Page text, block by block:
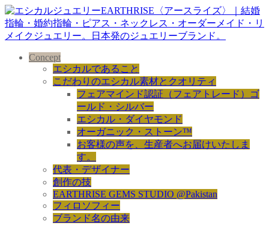
Concept
エシカルであること
こだわりのエシカル素材とクオリティ
フェアマインド認証（フェアトレード）ゴ
ールド・シルバー
エシカル・ダイヤモンド
オーガニック・ストーン™
お客様の声を、生産者へお届けいたしま
す。
代表・デザイナー
創作の技
EARTHRISE GEMS STUDIO @Pakistan
フィロソフィー
ブランド名の由来